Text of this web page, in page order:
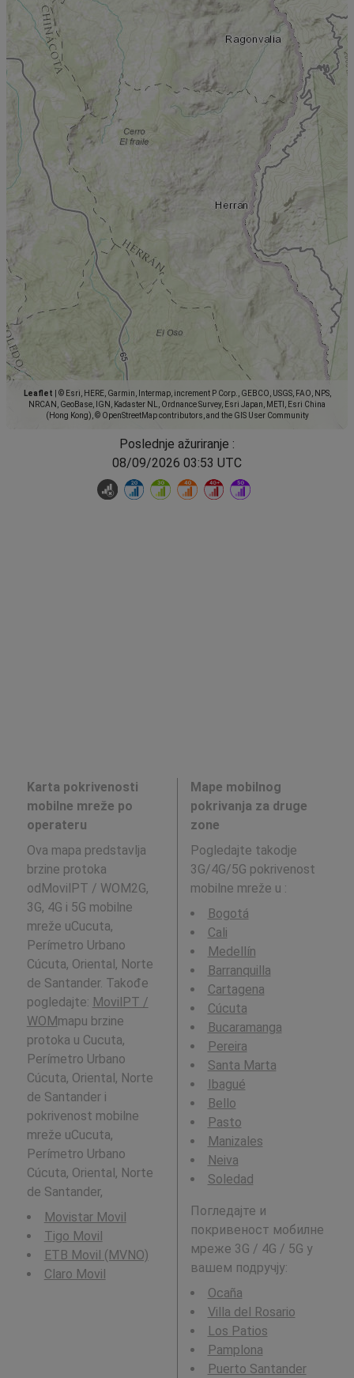
Leaflet
© Esri, HERE, Garmin, Intermap, increment P Corp., GEBCO, USGS, FAO, NPS,
NRCAN, GeoBase, IGN, Kadaster NL, Ordnance Survey, Esri Japan, METI, Esri China
(Hong Kong), © OpenStreetMap contributors, and the GIS User Community
Poslednje ažuriranje :
08/09/2026 03:53 UTC
Karta pokrivenosti
mobilne mreže po
operateru
Ova mapa predstavlja
brzine protoka
odMovilPT / WOM2G,
3G, 4G i 5G mobilne
mreže uCucuta,
Perímetro Urbano
Cúcuta, Oriental, Norte
de Santander. Takođe
pogledajte: MovilPT /
WOMmapu brzine
protoka u Cucuta,
Perímetro Urbano
Cúcuta, Oriental, Norte
de Santander i
pokrivenost mobilne
mreže uCucuta,
Perímetro Urbano
Cúcuta, Oriental, Norte
de Santander,
Movistar Movil
Tigo Movil
ETB Movil (MVNO)
Claro Movil
Mape mobilnog
pokrivanja za druge
zone
Pogledajte takodje
3G/4G/5G pokrivenost
mobilne mreže u :
Bogotá
Cali
Medellín
Barranquilla
Cartagena
Cúcuta
Bucaramanga
Pereira
Santa Marta
Ibagué
Bello
Pasto
Manizales
Neiva
Soledad
Погледајте и
покривеност мобилне
мреже 3G / 4G / 5G у
вашем подручју:
Ocaña
Villa del Rosario
Los Patios
Pamplona
Puerto Santander